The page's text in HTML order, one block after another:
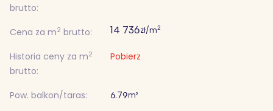
brutto:
Cena za m2 brutto: 14 736zł/m2
Historia ceny za m2
brutto:
Pobierz
Pow. balkon/taras: 6.79m²